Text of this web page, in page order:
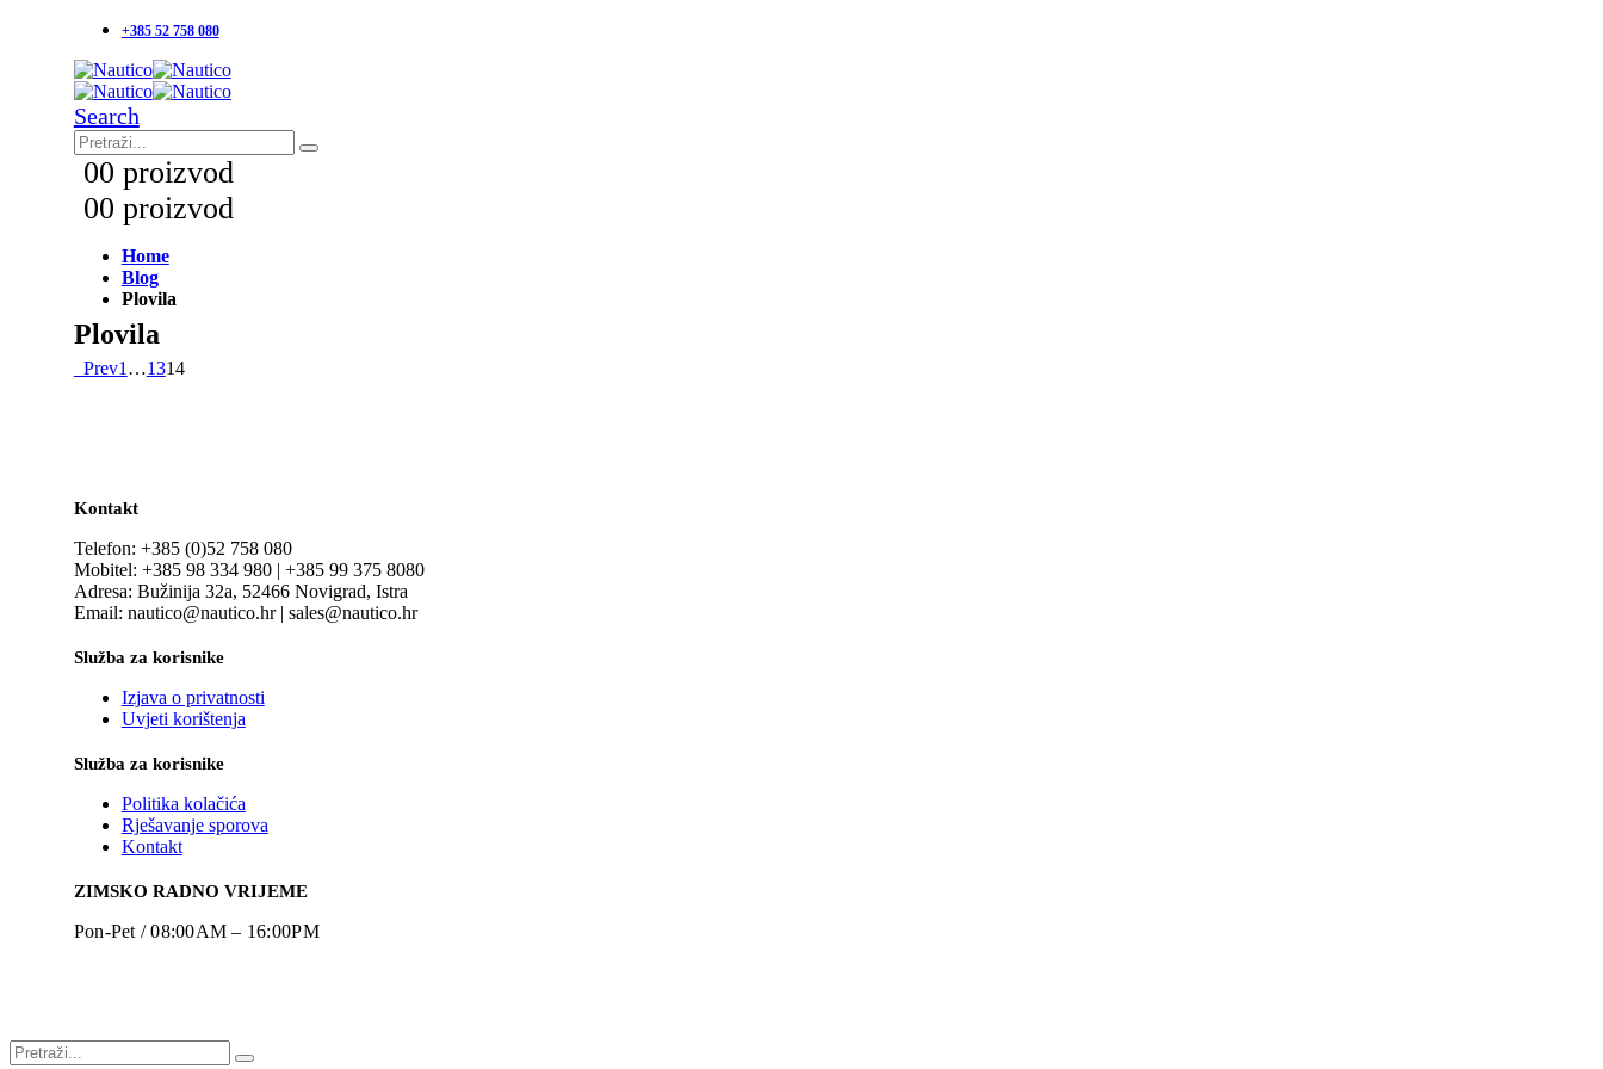
+385 52 758 080
Search
00 proizvod
00 proizvod
Home
Blog
Plovila
Plovila
Prev1 …1314
Kontakt
Telefon: +385 (0)52 758 080
Mobitel: +385 98 334 980 | +385 99 375 8080
Adresa: Bužinija 32a, 52466 Novigrad, Istra
Email: nautico@nautico.hr | sales@nautico.hr
Služba za korisnike
Izjava o privatnosti
Uvjeti korištenja
Služba za korisnike
Politika kolačića
Rješavanje sporova
Kontakt
ZIMSKO RADNO VRIJEME
Pon-Pet / 08:00AM – 16:00PM